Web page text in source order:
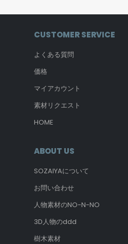
CUSTOMER SERVICE
よくある質問
価格
マイアカウント
素材リクエスト
HOME
ABOUT US
SOZAIYAについて
お問い合わせ
人物素材のNO-N-NO
3D人物のddd
樹木素材